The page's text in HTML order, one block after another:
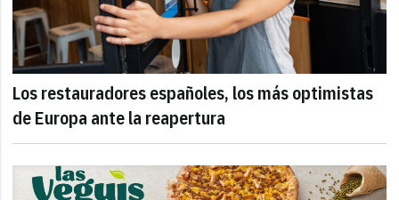
Los restauradores españoles, los más optimistas
de Europa ante la reapertura